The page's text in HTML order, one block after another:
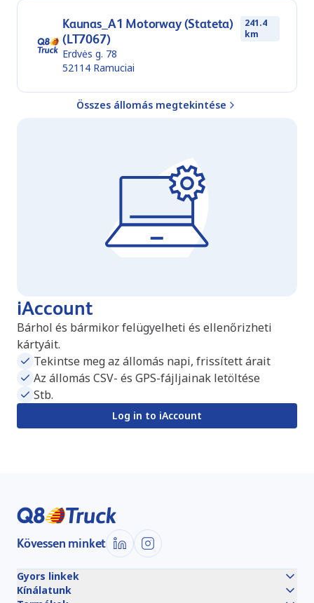
Kaunas_A1 Motorway (Stateta)
(LT7067)
241.4
km
Erdvės g. 78
52114 Ramuciai
Összes állomás megtekintése
iAccount
Bárhol és bármikor felügyelheti és ellenőrizheti
kártyáit.
Tekintse meg az állomás napi, frissített árait
Az állomás CSV- és GPS-fájljainak letöltése
Stb.
Log in to iAccount
Kövessen minket
Gyors linkek
Kínálatunk